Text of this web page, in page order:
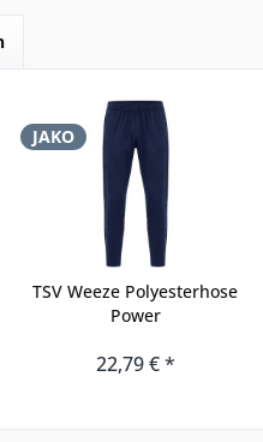
JAKO
TSV Weeze Polyesterhose
Power
22,79 € *